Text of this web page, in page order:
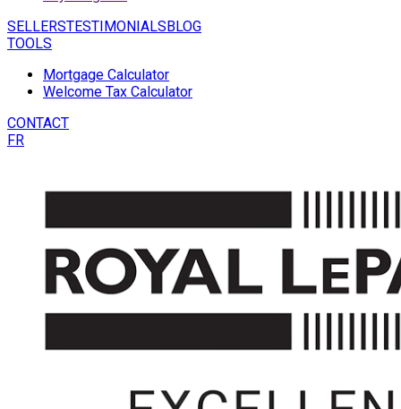
SELLERSTESTIMONIALSBLOG
TOOLS
Mortgage Calculator
Welcome Tax Calculator
CONTACT
FR